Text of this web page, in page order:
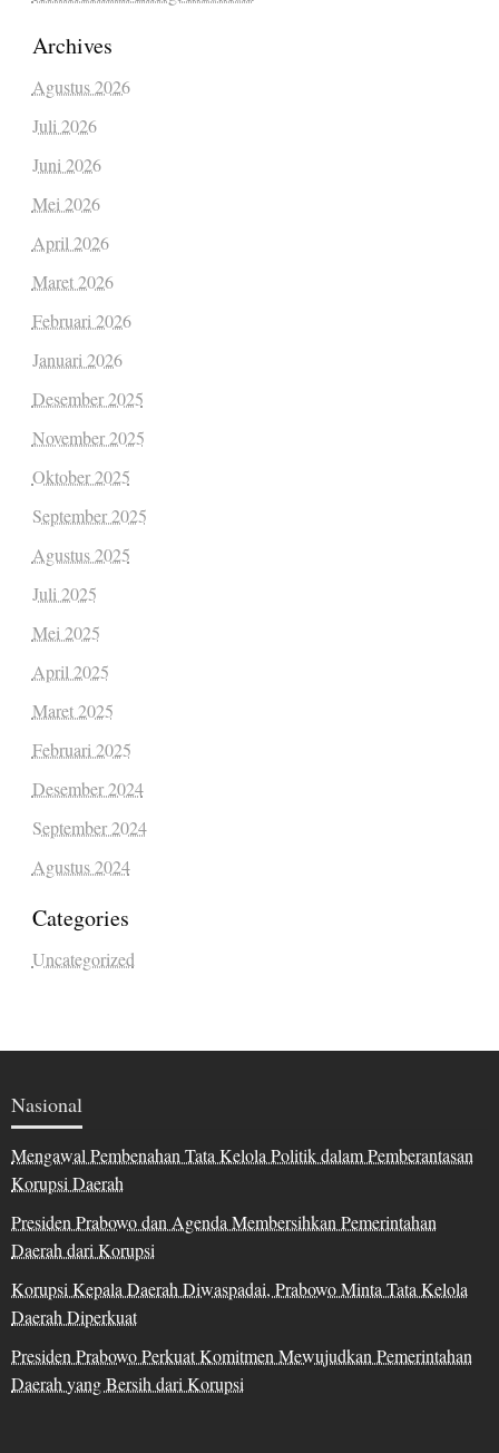
Archives
Agustus 2026
Juli 2026
Juni 2026
Mei 2026
April 2026
Maret 2026
Februari 2026
Januari 2026
Desember 2025
November 2025
Oktober 2025
September 2025
Agustus 2025
Juli 2025
Mei 2025
April 2025
Maret 2025
Februari 2025
Desember 2024
September 2024
Agustus 2024
Categories
Uncategorized
Nasional
Mengawal Pembenahan Tata Kelola Politik dalam Pemberantasan
Korupsi Daerah
Presiden Prabowo dan Agenda Membersihkan Pemerintahan
Daerah dari Korupsi
Korupsi Kepala Daerah Diwaspadai, Prabowo Minta Tata Kelola
Daerah Diperkuat
Presiden Prabowo Perkuat Komitmen Mewujudkan Pemerintahan
Daerah yang Bersih dari Korupsi